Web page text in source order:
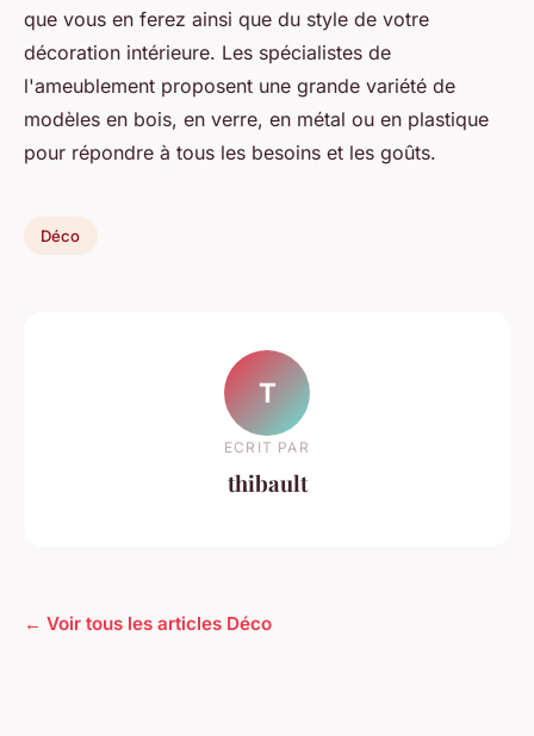
que vous en ferez ainsi que du style de votre
décoration intérieure. Les spécialistes de
l'ameublement proposent une grande variété de
modèles en bois, en verre, en métal ou en plastique
pour répondre à tous les besoins et les goûts.
Déco
T
ECRIT PAR
thibault
← Voir tous les articles Déco